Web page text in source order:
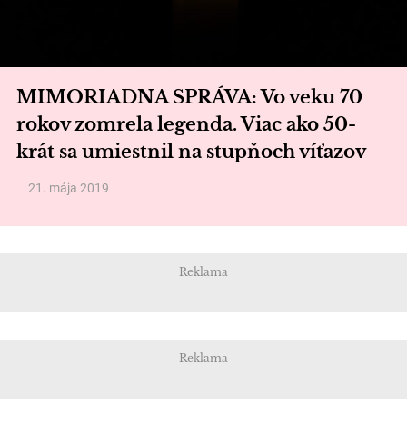
MIMORIADNA SPRÁVA: Vo veku 70
rokov zomrela legenda. Viac ako 50-
krát sa umiestnil na stupňoch víťazov
21. mája 2019
Reklama
Reklama